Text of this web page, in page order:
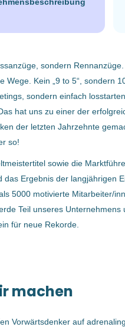
sondern
Wege. Kein „9 to 5“, sondern
sondern einfach
hat uns zu einer der
der letzten Jahrzehnte
so!
sowie die
das Ergebnis der langjährigen
5000 motivierte Mitarbeiter/
Teil unseres Unternehmens
für neue Rekorde.
machen
Vorwärtsdenker auf